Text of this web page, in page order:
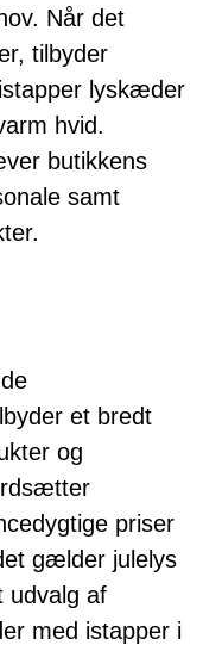
Når det
tilbyder
lyskæder
hvid.
butikkens
samt
et bredt
og
priser
gælder julelys
udvalg af
med istapper i